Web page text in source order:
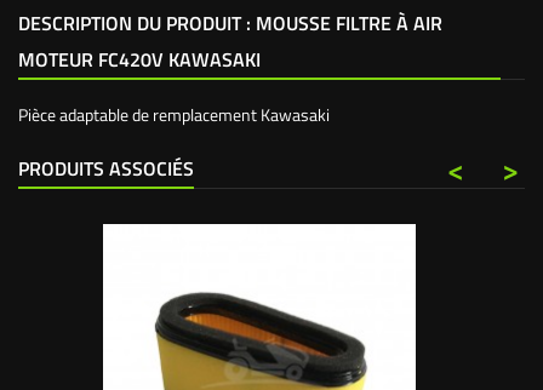
DESCRIPTION DU PRODUIT : MOUSSE FILTRE À AIR
MOTEUR FC420V KAWASAKI
Pièce adaptable de remplacement Kawasaki
PRODUITS ASSOCIÉS >
<